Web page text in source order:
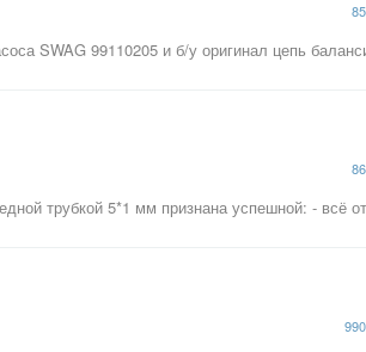
SWAG 99110205 и б/у оригинал цепь
трубкой 5*1 мм признана успешной: - всё